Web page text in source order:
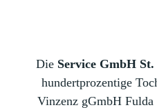
Die Service GmbH
hundertprozentige
Vinzenz gGmbH